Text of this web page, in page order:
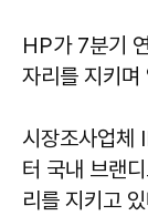
HP가 7분기
자리를 지키며
시장조사업
터 국내 브랜
리를 지키고